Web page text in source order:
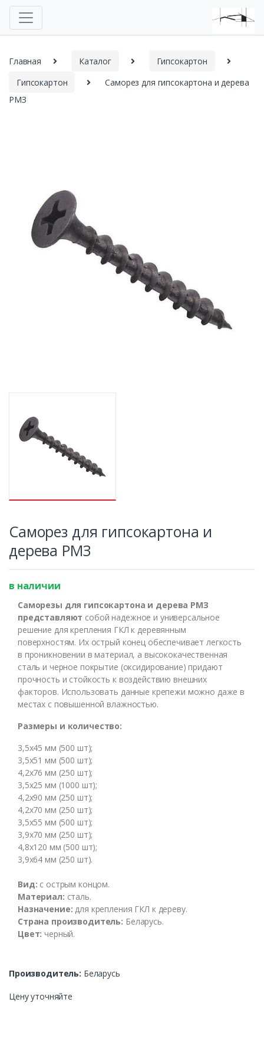
Главная Каталог
Гипсокартон
Гипсокартон
Саморез для гипсокартона и дерева
РМЗ
Саморез для гипсокартона и
дерева РМЗ
в наличии
Саморезы для гипсокартона и дерева РМЗ
представляют собой надежное и универсальное
решение для крепления ГКЛ к деревянным
поверхностям. Их острый конец обеспечивает легкость
в проникновении в материал, а высококачественная
сталь и черное покрытие (оксидирование) придают
прочность и стойкость к воздействию внешних
факторов. Использовать данные крепежи можно даже в
местах с повышенной влажностью.
Размеры и количество:
3,5х45 мм (500 шт);
3,5х51 мм (500 шт);
4,2х76 мм (250 шт);
3,5х25 мм (1000 шт);
4,2х90 мм (250 шт);
4,2х70 мм (250 шт);
3,5х55 мм (500 шт);
3,9х70 мм (250 шт);
4,8х120 мм (500 шт);
3,9х64 мм (250 шт).
Вид: с острым концом.
Материал: сталь.
Назначение: для крепления ГКЛ к дереву.
Страна производитель: Беларусь.
Цвет: черный.
Производитель: Беларусь
Цену уточняйте
Оставьте номер и мы
перезвоним Вам
ЖДУ ЗВОНКА